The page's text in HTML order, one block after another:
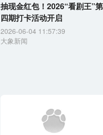
抽现金红包！2026“看剧王”第
四期打卡活动开启
2026-06-04 11:57:39
大象新闻